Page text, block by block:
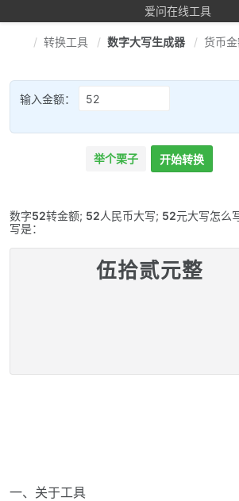
爱问在线工具
转换工具 数字大写生成器 货币
输入金额：
举个栗子 开始转换
数字52转金额; 52人民币大写; 52元大写怎么
写是：
伍拾贰元整
一、关于工具